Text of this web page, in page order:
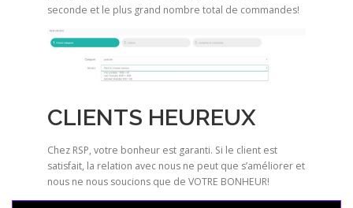
seconde et le plus grand nombre total de commandes!
CLIENTS HEUREUX
Chez RSP, votre bonheur est garanti. Si le client est
satisfait, la relation avec nous ne peut que s’améliorer et
nous ne nous soucions que de VOTRE BONHEUR!